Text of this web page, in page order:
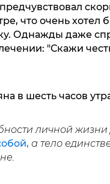
что очень хотел
Однажды даже
"Скажи
в шесть часов
личной
а тело